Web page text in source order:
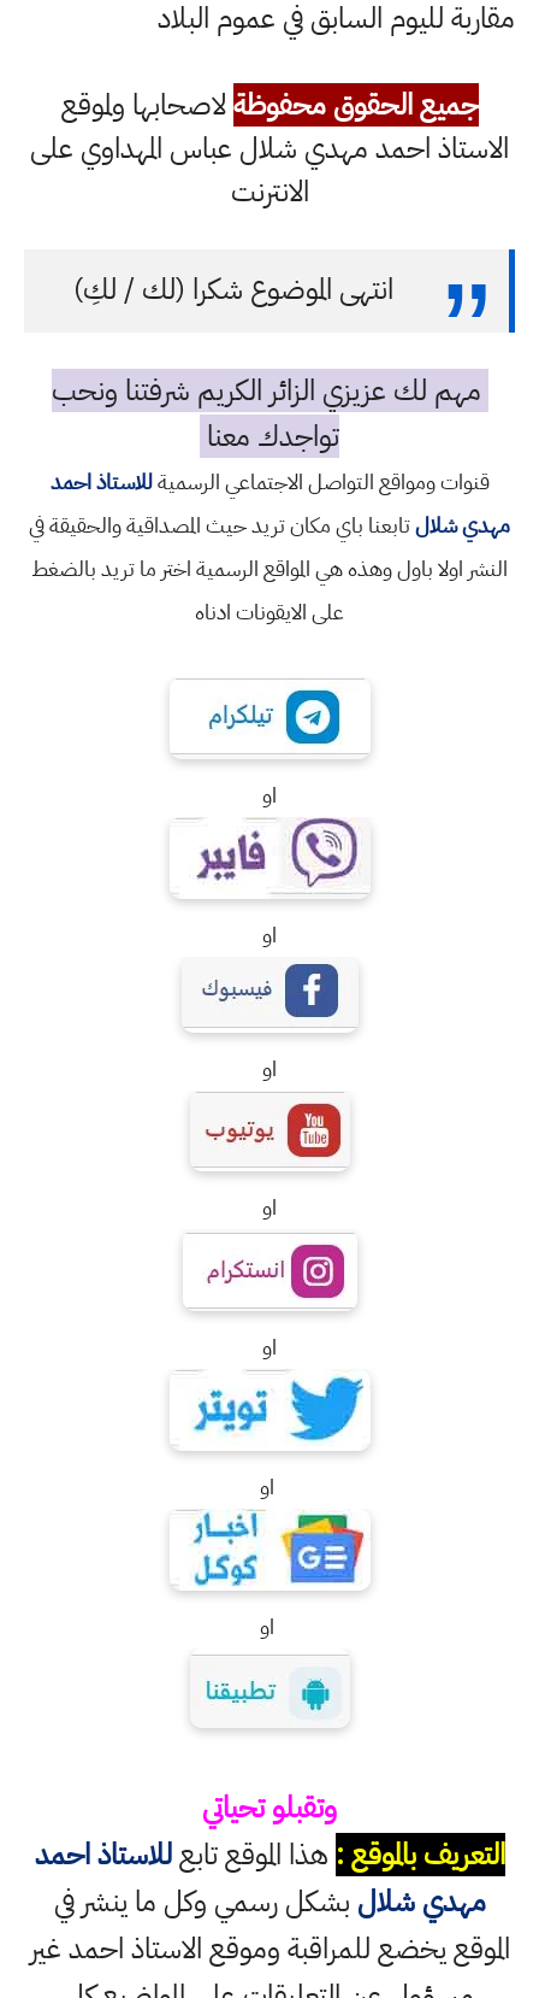
مقاربة لليوم السابق في عموم البلاد
جميع الحقوق محفوظةلاصحابها ولموقع
الاستاذ احمد مهدي شلال عباس المهداوي على
الانترنت
انتهى الموضوع شكرا (لك / لكِ)
مهم لك عزيزي الزائر الكريم شرفتنا ونحب
تواجدك معنا
قنوات ومواقع التواصل الاجتماعي الرسميةللاستاذ احمد
مهدي شلالتابعنا باي مكان تريد حيث المصداقية والحقيقة في
النشر اولا باول وهذه هي المواقع الرسمية اختر ما تريد بالضغط
على الايقونات ادناه
او
او
او
او
او
او
او
وتقبلو تحياتي
التعريف بالموقع : هذا الموقع تابعللاستاذ احمد
مهدي شلال بشكل رسمي وكل ما ينشر في
الموقع يخضع للمراقبة وموقع الاستاذ احمد غير